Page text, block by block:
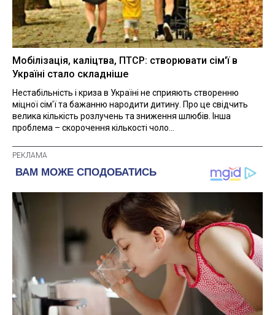
Мобілізація, каліцтва, ПТСР: створювати сім'ї в
Україні стало складніше
Нестабільність і криза в Україні не сприяють створенню
міцної сім'ї та бажанню народити дитину. Про це свідчить
велика кількість розлучень та зниження шлюбів. Інша
проблема – скорочення кількості чоло...